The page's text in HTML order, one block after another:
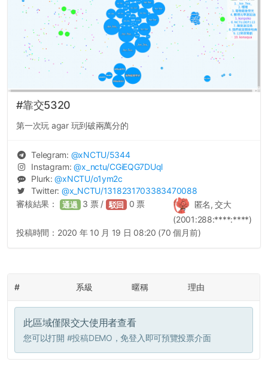
#靠交5320
第一次玩 agar 玩到破兩萬分的
Telegram: @xNCTU/5344
Instagram:@x_nctu/CGiEQG7DUql
Plurk:@xNCTU/o1ym2c
Twitter: @x_NCTU/1318231703383470088
匿名, 交大
(2001:288:****:****)
審核結果： 通過 3 票 / 駁回 0 票
投稿時間： 2020 年 10 月 19 日 08:20 (70 個月前)
# 系級 暱稱 理由
此區域僅限交大使用者查看
您可以打開 #投稿DEMO ，免登入即可預覽投票介面